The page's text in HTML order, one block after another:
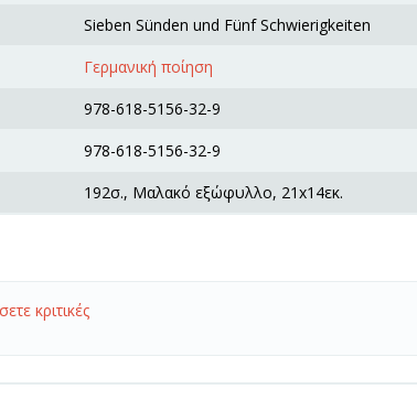
Sieben Sünden und Fünf Schwierigkeiten
Γερμανική ποίηση
978-618-5156-32-9
978-618-5156-32-9
192σ., Μαλακό εξώφυλλο, 21x14εκ.
κριτικές